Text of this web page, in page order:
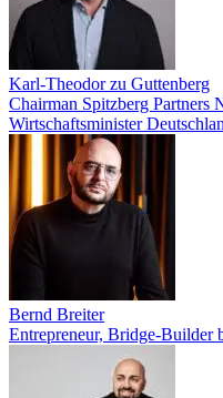
Karl-Theodor zu Guttenberg
Chairman Spitzberg Partners
Wirtschaftsminister
Bernd Breiter
Entrepreneur, Bridge-Builder